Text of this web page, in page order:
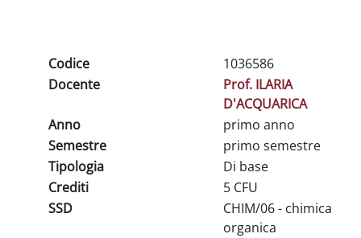
Codice
1036586
Docente
Prof. ILARIA
D'ACQUARICA
Anno
primo anno
Semestre
primo semestre
Tipologia
Di base
Crediti
5 CFU
SSD
CHIM/06 - chimica
organica